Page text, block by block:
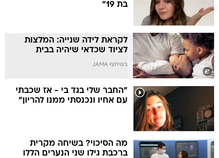
בת 19"
לקראת לידה שנייה: המלצות
לציוד שכדאי שיהיה בבית
בשיתוף JAMA
"החבר שלי בגד בי - אז שכבתי
עם אחיו ונכנסתי ממנו להריון"
מה הסיכוי? בשיחה מקרית
ברכבת גילו שני הנערים הללו